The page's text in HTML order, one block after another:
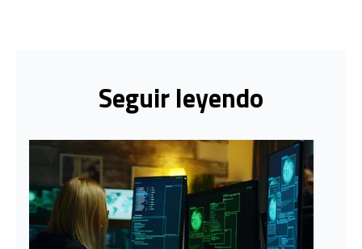
Seguir leyendo